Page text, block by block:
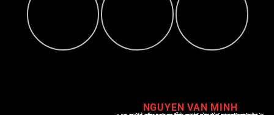
NGUYEN VAN MINH